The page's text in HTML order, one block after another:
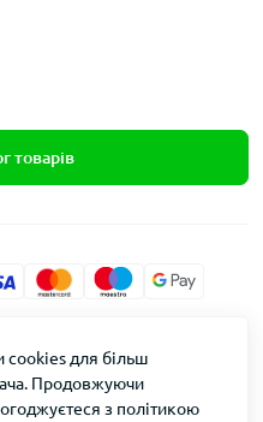
товарів
© 2026
cookies для більш
Продовжуючи
з політикою